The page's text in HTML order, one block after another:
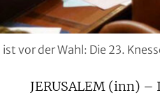
ist vor der Wahl: Die 23.
JERUSALEM (inn)